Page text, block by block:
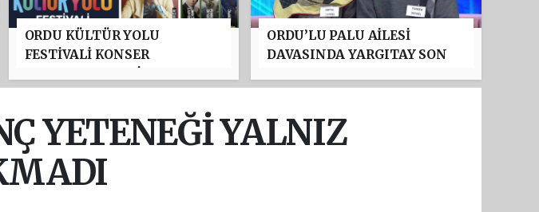
ORDU KÜLTÜR YOLU
FESTİVALİ KONSER
ORDU’LU PALU AİLESİ
DAVASINDA YARGITAY SON
YETENEĞİ YALNIZ